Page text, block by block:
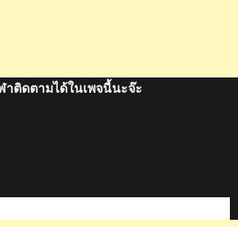
าติดตามได้ในเพจนี้นะจ๊ะ